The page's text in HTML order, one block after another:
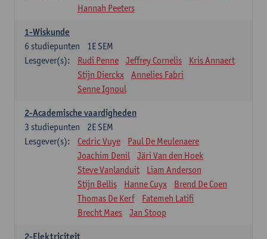
Hannah Peeters
1-Wiskunde
1E SEM
6 studiepunten
Lesgever(s):
Rudi Penne Jeffrey Cornelis
Kris Annaert
Stijn Dierckx
Annelies Fabri
Senne Ignoul
2-Academische vaardigheden
2E SEM
3 studiepunten
Lesgever(s):
Cedric Vuye
Paul De Meulenaere
Joachim Denil
Järi Van den Hoek
Steve Vanlanduit
Liam Anderson
Stijn Bellis
Hanne Cuyx
Brend De Coen
Thomas De Kerf
Fatemeh Latifi
Brecht Maes
Jan Stoop
2-Elektriciteit